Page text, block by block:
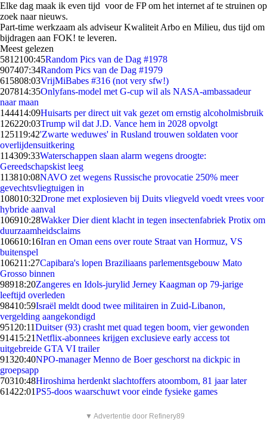
Elke dag maak ik even tijd voor de FP om het internet af te struinen op
zoek naar nieuws.
Part-time werkzaam als adviseur Kwaliteit Arbo en Milieu, dus tijd om
bijdragen aan FOK! te leveren.
Meest gelezen
5812100:45Random Pics van de Dag #1978
907407:34Random Pics van de Dag #1979
615808:03VrijMiBabes #316 (not very sfw!)
207814:35Onlyfans-model met G-cup wil als NASA-ambassadeur
naar maan
144414:09Huisarts per direct uit vak gezet om ernstig alcoholmisbruik
126220:03Trump wil dat J.D. Vance hem in 2028 opvolgt
125119:42'Zwarte weduwes' in Rusland trouwen soldaten voor
overlijdensuitkering
114309:33Waterschappen slaan alarm wegens droogte:
Gereedschapskist leeg
113810:08NAVO zet wegens Russische provocatie 250% meer
gevechtsvliegtuigen in
108010:32Drone met explosieven bij Duits vliegveld voedt vrees voor
hybride aanval
106910:28Wakker Dier dient klacht in tegen insectenfabriek Protix om
duurzaamheidsclaims
106610:16Iran en Oman eens over route Straat van Hormuz, VS
buitenspel
106211:27Capibara's lopen Braziliaans parlementsgebouw Mato
Grosso binnen
98918:20Zangeres en Idols-jurylid Jerney Kaagman op 79-jarige
leeftijd overleden
98410:59Israël meldt dood twee militairen in Zuid-Libanon,
vergelding aangekondigd
951 20:11Duitser (93) crasht met quad tegen boom, vier gewonden
91415:21Netflix-abonnees krijgen exclusieve early access tot
uitgebreide GTA VI trailer
91320:40NPO-manager Menno de Boer geschorst na dickpic in
groepsapp
70310:48Hiroshima herdenkt slachtoffers atoombom, 81 jaar later
61422:01PS5-doos waarschuwt voor einde fysieke games
▼ Advertentie door Refinery89